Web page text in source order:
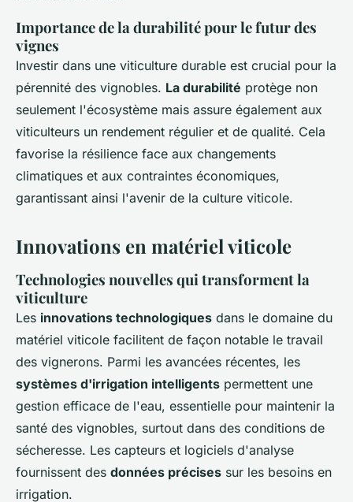
Importance de la durabilité pour le futur des
vignes
Investir dans une viticulture durable est crucial pour la
pérennité des vignobles. La durabilité protège non
seulement l'écosystème mais assure également aux
viticulteurs un rendement régulier et de qualité. Cela
favorise la résilience face aux changements
climatiques et aux contraintes économiques,
garantissant ainsi l'avenir de la culture viticole.
Innovations en matériel viticole
Technologies nouvelles qui transforment la
viticulture
Les innovations technologiques dans le domaine du
matériel viticole facilitent de façon notable le travail
des vignerons. Parmi les avancées récentes, les
systèmes d'irrigation intelligents permettent une
gestion efficace de l'eau, essentielle pour maintenir la
santé des vignobles, surtout dans des conditions de
sécheresse. Les capteurs et logiciels d'analyse
fournissent des données précises sur les besoins en
irrigation.